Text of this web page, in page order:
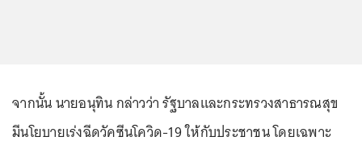
จากนั้น นายอนุทิน กล่าวว่า รัฐบาลและกระทรวงสาธารณสุข
มีนโยบายเร่งฉีดวัคซีนโควิด-19 ให้กับประชาชน โดยเฉพาะ